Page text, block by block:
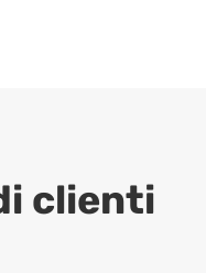
clienti